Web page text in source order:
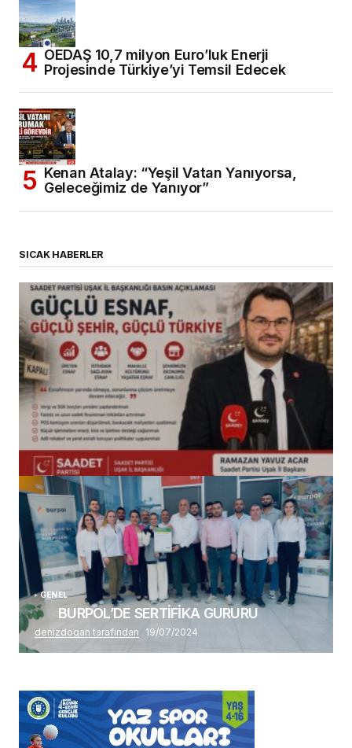
OEDAŞ 10,7 milyon Euro’luk Enerji
Projesinde Türkiye’yi Temsil Edecek
Kenan Atalay: “Yeşil Vatan Yanıyorsa,
Geleceğimiz de Yanıyor”
SICAK HABERLER
(başlıksız)
Alaattin Karahan tarafından 14/07/2026
GENEL
BURPOL’DE SERTİFİKA GURURU
denizdogan tarafından 19/07/2024